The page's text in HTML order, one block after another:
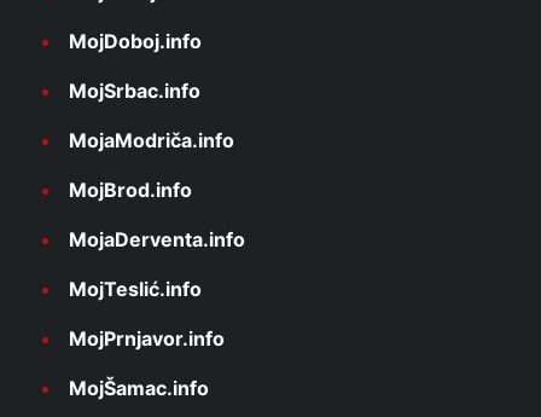
MojDoboj.info
MojSrbac.info
MojaModriča.info
MojBrod.info
MojaDerventa.info
MojTeslić.info
MojPrnjavor.info
MojŠamac.info